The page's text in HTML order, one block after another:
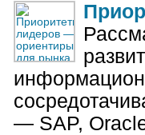
— SAP,